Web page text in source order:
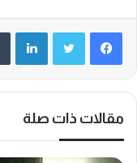
لينكدإن
مقالات ذات صلة